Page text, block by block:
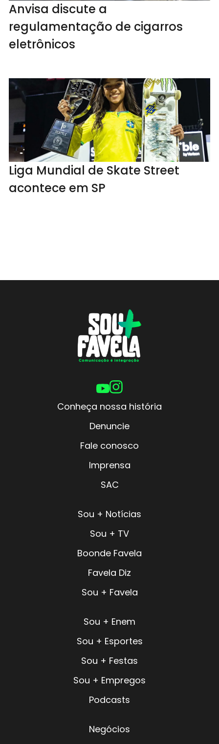
Anvisa discute a
regulamentação de cigarros
eletrônicos
Liga Mundial de Skate Street
acontece em SP
Conheça nossa história
Denuncie
Fale conosco
Imprensa
SAC
Sou + Notícias
Sou + TV
Boonde Favela
Favela Diz
Sou + Favela
Sou + Enem
Sou + Esportes
Sou + Festas
Sou + Empregos
Podcasts
Negócios